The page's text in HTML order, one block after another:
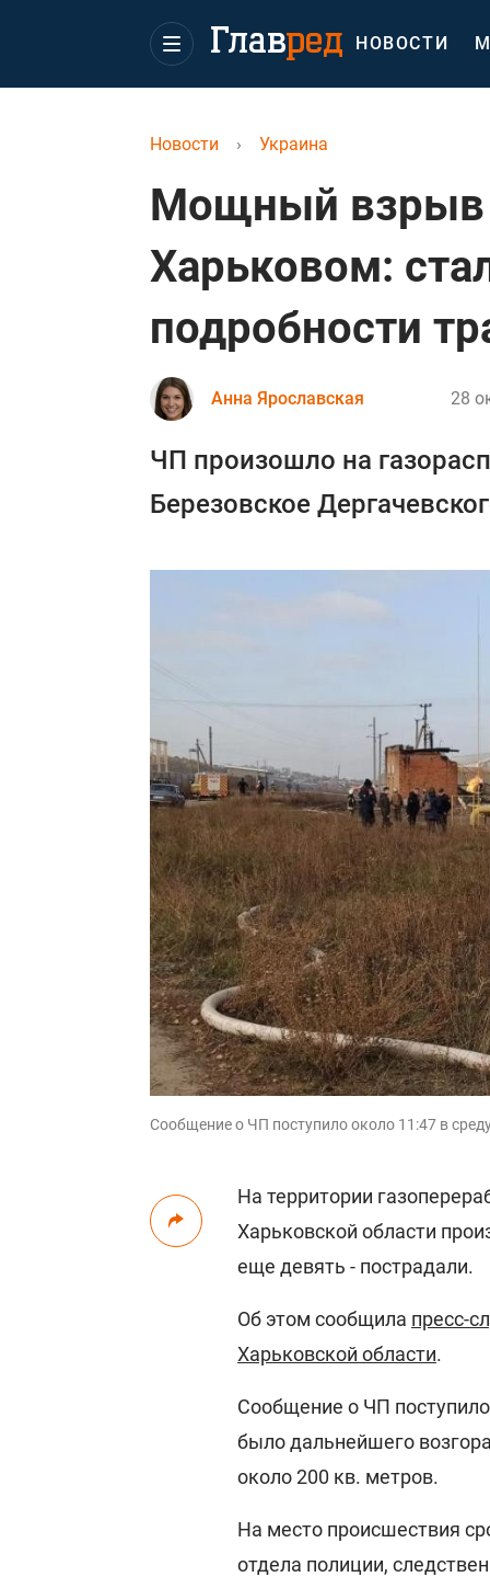
НОВОСТИ
Новости › Украина
Мощный взрыв
Харьковом:
подробности
Анна Ярославская 28
ЧП произошло на
Березовское
Сообщение о ЧП поступило около 11:47 в
На территории
Харьковской области
еще девять - пострадали.
Об этом сообщила пресс-
Харьковской области.
Сообщение о ЧП
было дальнейшего
около 200 кв. метров.
На место происшествия
отдела полиции,